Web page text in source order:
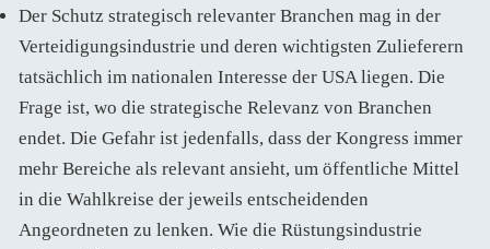
Der Schutz strategisch relevanter Branchen mag in der
Verteidigungsindustrie und deren wichtigsten Zulieferern
tatsächlich im nationalen Interesse der USA liegen. Die
Frage ist, wo die strategische Relevanz von Branchen
endet. Die Gefahr ist jedenfalls, dass der Kongress immer
mehr Bereiche als relevant ansieht, um öffentliche Mittel
in die Wahlkreise der jeweils entscheidenden
Angeordneten zu lenken. Wie die Rüstungsindustrie